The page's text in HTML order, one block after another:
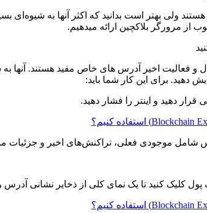
هستند ولی بهتر است بدانید که اکثر آنها به
از مرورگر بلاکچین ارائه میدهیم.
و فعالیت اخیر آدرس های خاص مفید هستند. آنها
دهید. برای این کار شما باید:
دهید و اینتر را فشار دهید.
شامل موجودی فعلی، تراکنش‌های اخیر و جزئیات
پول کلیک کنید تا یک نمای کلی از ذخایر نشانی آدرس